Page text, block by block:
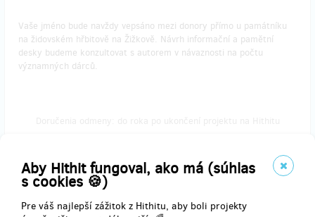
Aby Hithit fungoval, ako má (súhlas
s cookies 🍪)
Pre váš najlepší zážitok z Hithitu, aby boli projekty
Vaše jméno bude navždy vepsáno mezi donory přímo u památníku
na židovském hřbitově na Žižkově. Návrh informační a pamětní
desky budeme konzultovat s autorem v návaznosti na počtu
významných dárců.
zostáva 19